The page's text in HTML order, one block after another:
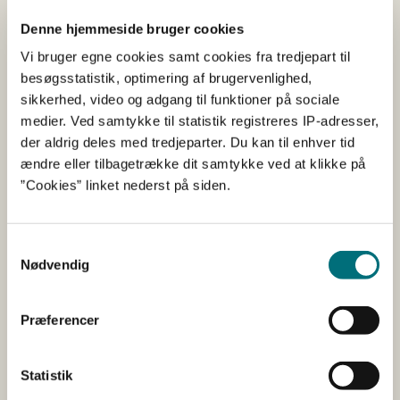
Denne hjemmeside bruger cookies
Vi bruger egne cookies samt cookies fra tredjepart til
besøgsstatistik, optimering af brugervenlighed,
sikkerhed, video og adgang til funktioner på sociale
medier. Ved samtykke til statistik registreres IP-adresser,
der aldrig deles med tredjeparter. Du kan til enhver tid
ændre eller tilbagetrække dit samtykke ved at klikke på
”Cookies” linket nederst på siden.
Nødvendig
Præferencer
Statistik
tredje version:
Vi præciserer, at ændringen i bekendtgørelsen
medfører, at der er ligestilling mellem Tingbogen
for fast ejendom, Personbogen for
virksomhedspant og registrering i
Erhvervsstyrelsens ejerbog.
Det er nu formuleret klart, at alle indsendte
udtømmende uddannelsesliste på Tilskudsguiden.
Det er nu mere præcist, hvilken tinglysningsdato
der ligger til grund for kravet om, at etableringen
det var den ældste tinglysningsdato, som vi
ansøgningsskemaet, som vi tager udgangspunkt i.